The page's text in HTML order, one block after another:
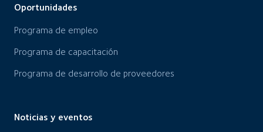
Oportunidades
Programa de empleo
Programa de capacitación
Programa de desarrollo de proveedores
Noticias y eventos